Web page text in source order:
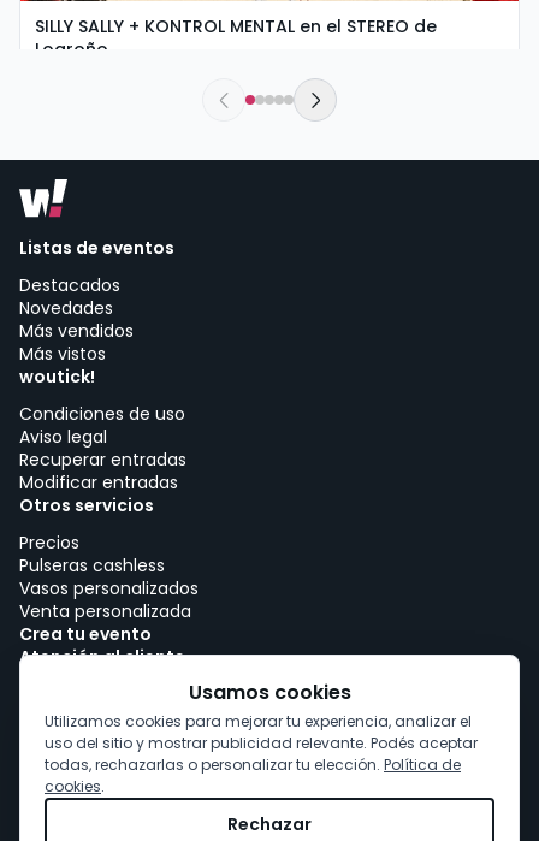
SILLY SALLY + KONTROL MENTAL en el STEREO de
Logroño
Stereo Rock & Roll Bar | Logroño
Listas de eventos
Destacados
Novedades
Más vendidos
Más vistos
woutick!
Condiciones de uso
Aviso legal
Recuperar entradas
Modificar entradas
Otros servicios
Precios
Pulseras cashless
Vasos personalizados
Venta personalizada
Crea tu evento
Atención al cliente
Trabajar con woutick!
Consentimiento de cookies
Usamos cookies
Utilizamos cookies para mejorar tu experiencia, analizar el
uso del sitio y mostrar publicidad relevante. Podés aceptar
todas, rechazarlas o personalizar tu elección. Política de
cookies.
Rechazar